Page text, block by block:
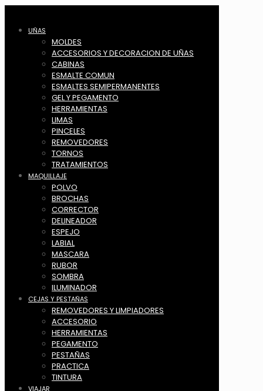
UÑAS
MOLDES
ACCESORIOS Y DECORACION DE UÑAS
CABINAS
ESMALTE COMUN
ESMALTES SEMIPERMANENTES
GEL Y PEGAMENTO
HERRAMIENTAS
LIMAS
PINCELES
REMOVEDORES
TORNOS
TRATAMIENTOS
MAQUILLAJE
POLVO
BROCHAS
CORRECTOR
DELINEADOR
ESPEJO
LABIAL
MASCARA
RUBOR
SOMBRA
ILUMINADOR
CEJAS Y PESTAÑAS
REMOVEDORES Y LIMPIADORES
ACCESORIO
HERRAMIENTAS
PEGAMENTO
PESTAÑAS
PRACTICA
TINTURA
VIAJAR